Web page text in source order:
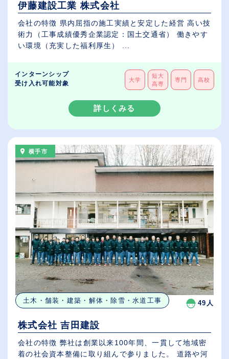
伊藤建設工業 株式会社
会社の特徴 県内屈指の施工実績と安定した経営 高い技
術力（工事成績優秀企業認定：国土交通省） 働きやす
い環境（充実した福利厚生） ...
インターンシップ
受け入れ可能対象
大学
短大
高専
専門 高校
詳しくみる
横手市
土木・舗装・建築・解体・除雪・水道工事 49人
株式会社 吉田建設
会社の特徴 弊社は創業以来100年間、一貫して地域密
着の社会資本整備に取り組んで参りました。 道路や河